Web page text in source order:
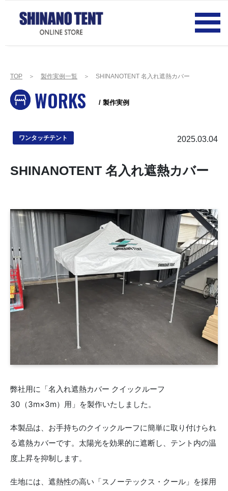
TOP ＞ 製作実例一覧 ＞ SHINANOTENT 名入れ遮熱カバー
WORKS / 製作実例
ワンタッチテント 2025.03.04
SHINANOTENT 名入れ遮熱カバー
弊社用に「名入れ遮熱カバー クイックルーフ
30（3m×3m）用」を製作いたしました。
本製品は、お手持ちのクイックルーフに簡単に取り付けられ
る遮熱カバーです。太陽光を効果的に遮断し、テント内の温
度上昇を抑制します。
生地には、遮熱性の高い「スノーテックス・クール」を採用